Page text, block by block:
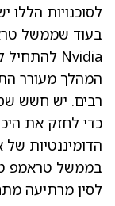
לסוכנויות הללו יש 30 יום להעריך את
בעוד שממשל
המהלך מעורר
רבים. יש חשש
כדי לחזק את